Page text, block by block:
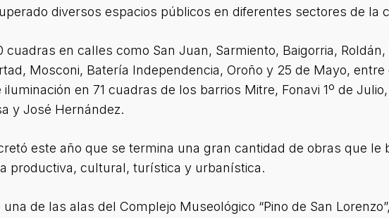
diversos espacios públicos en diferentes sectores de la
en calles como San Juan, Sarmiento, Baigorria, Roldán,
Mosconi, Batería Independencia, Oroño y 25 de Mayo,
en 71 cuadras de los barrios Mitre, Fonavi 1º de
y José Hernández.
este año que se termina una gran cantidad de obras que le
productiva, cultural, turística y urbanística.
de las alas del Complejo Museológico “Pino de San